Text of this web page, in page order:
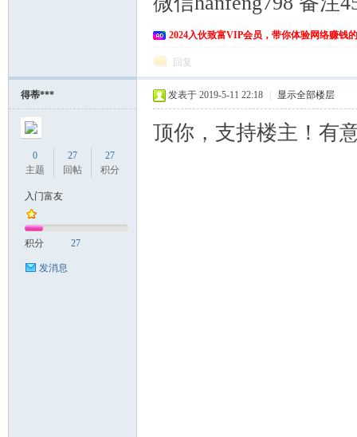
2024入伙致富VIP会员，带你体验网络赚钱
回复
得蒂***
0
主题
27
回帖
27
积分
入门富友
积分 27
发消息
发表于 2019-5-11 22:18 显示全部楼层
顶你，支持楼主！有